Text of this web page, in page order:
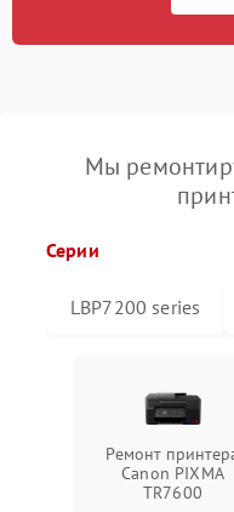
Мы
Серии
LBP7200 series
Ремонт
Canon PIXMA
TR7600